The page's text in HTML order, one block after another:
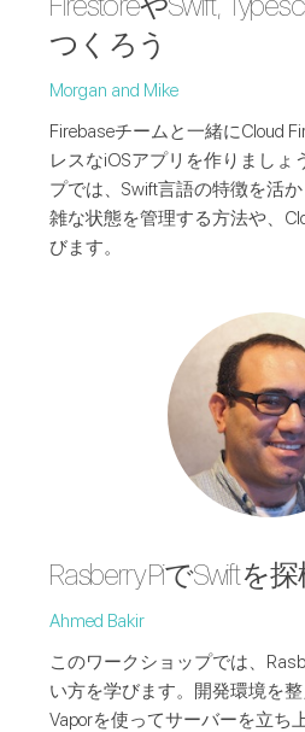
つくろう
Morgan and Mike
Firebaseチームと一緒にCloud
レスなiOSアプリを作りましょ
プでは、Swift言語の特徴を活
雑な状態を管理する方法や、
びます。
Rasberry PiでSwiftを
Ahmed Bakir
このワークショップでは、
い方を学びます。開発環境を整
Vaporを使ってサーバーを立ち